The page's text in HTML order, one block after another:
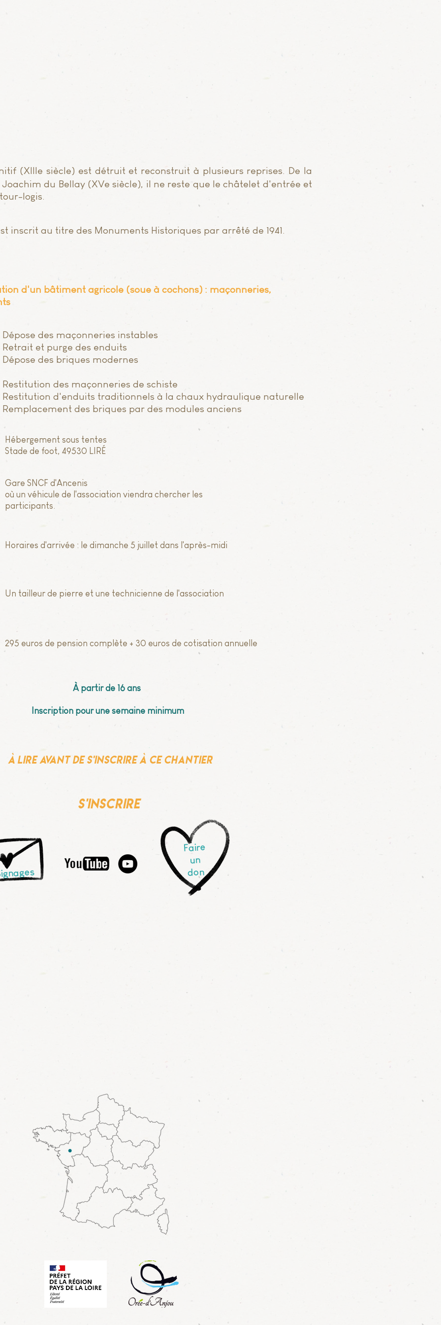
(XIIIe siècle) est détruit et reconstruit à plusieurs reprises. De la
du Bellay (XVe siècle), il ne reste que le châtelet d'entrée et
logis.
inscrit au titre des Monuments Historiques par arrêté de 1941.
d'un bâtiment agricole (soue à cochons) : maçonneries,
Dépose des maçonneries instables
Retrait et purge des enduits
Dépose des briques modernes
Restitution des maçonneries de schiste
Restitution d'enduits traditionnels à la chaux hydraulique naturelle
Remplacement des briques par des modules anciens
Hébergement sous tentes​
Stade de foot, 49530 LIRÉ
Gare SNCF d'Ancenis
où un véhicule de l'association viendra chercher les
participants.
Horaires d'arrivée : le dimanche 5 juillet dans l'après-midi
Un tailleur de pierre et une technicienne de l'association
295 euros de pension complète + 30 euros de cotisation annuelle
À partir de 16 ans
Inscription pour une semaine minimum
À lire avant de s'inscrire à ce chantier
s'inscrire
Faire
un
don